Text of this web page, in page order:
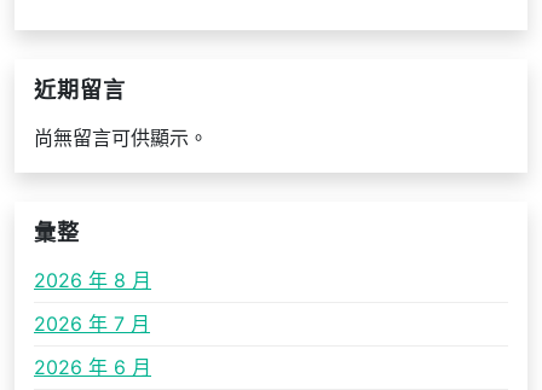
近期留言
尚無留言可供顯示。
彙整
2026 年 8 月
2026 年 7 月
2026 年 6 月